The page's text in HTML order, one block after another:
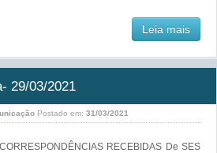
Leia mais
29/03/2021
Postado em: 31/03/2021
CORRESPONDÊNCIAS RECEBIDAS De SES